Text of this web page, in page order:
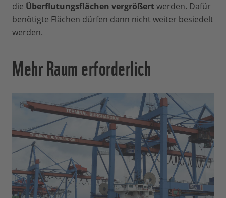
die Überflutungsflächen vergrößertwerden. Dafür
benötigte Flächen dürfen dann nicht weiter besiedelt
werden.
Mehr Raum erforderlich